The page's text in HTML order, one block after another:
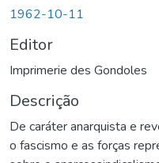
1962-10-11
Editor
Imprimerie des Gondoles
Descrição
De caráter anarquista e
o fascismo e as forças